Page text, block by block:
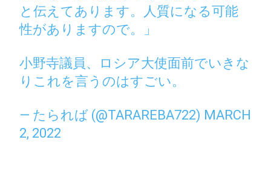
と伝えてあります。人質になる可能
性がありますので。」
小野寺議員、ロシア大使面前でいきな
りこれを言うのはすごい。
— たられば (@TARAREBA722) MARCH
2, 2022